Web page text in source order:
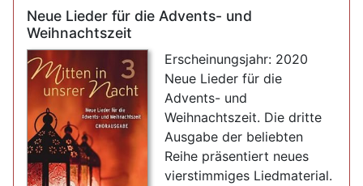
Neue Lieder für die Advents- und
Weihnachtszeit
Erscheinungsjahr: 2020
Neue Lieder für die
Advents- und
Weihnachtszeit. Die dritte
Ausgabe der beliebten
Reihe präsentiert neues
vierstimmiges Liedmaterial.